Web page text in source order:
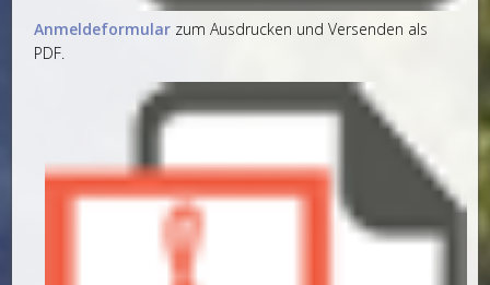
Anmeldeformular zum Ausdrucken und Versenden als
PDF.